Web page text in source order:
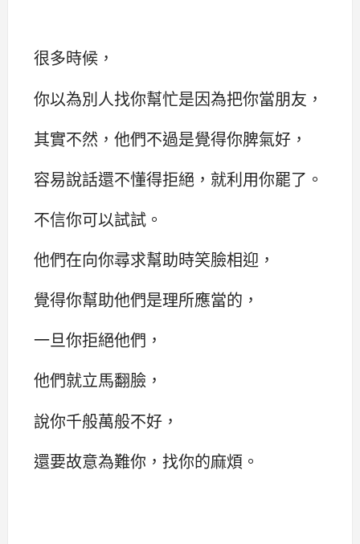
很多時候，
你以為別人找你幫忙是因為把你當朋友，
其實不然，他們不過是覺得你脾氣好，
容易說話還不懂得拒絕，就利用你罷了。
不信你可以試試。
他們在向你尋求幫助時笑臉相迎，
覺得你幫助他們是理所應當的，
一旦你拒絕他們，
他們就立馬翻臉，
說你千般萬般不好，
還要故意為難你，找你的麻煩。